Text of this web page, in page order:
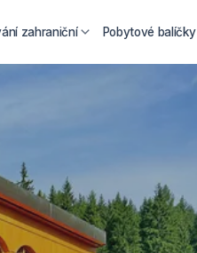
zahraniční Pobytové balíčky